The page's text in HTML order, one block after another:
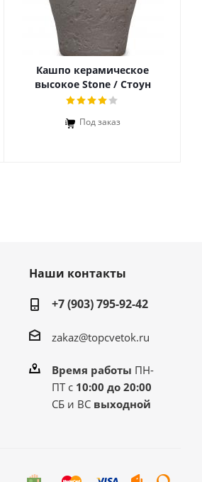
Кашпо керамическое
высокое Stone / Стоун
Под заказ
Наши контакты
+7 (903) 795-92-42
zakaz@topcvetok.ru
Время работы ПН-
ПТ с 10:00 до 20:00
СБ и ВС выходной